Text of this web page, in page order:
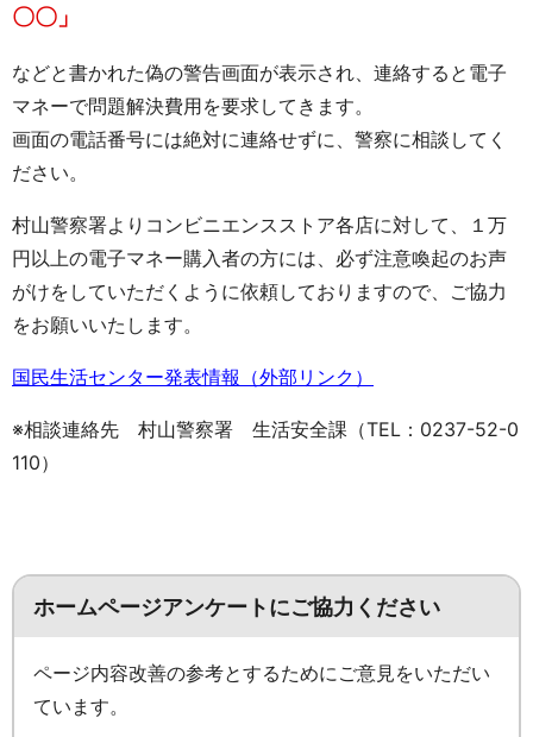
〇〇」
などと書かれた偽の警告画面が表示され、連絡すると電子
マネーで問題解決費用を要求してきます。
画面の電話番号には絶対に連絡せずに、警察に相談してく
ださい。
村山警察署よりコンビニエンスストア各店に対して、１万
円以上の電子マネー購入者の方には、必ず注意喚起のお声
がけをしていただくように依頼しておりますので、ご協力
をお願いいたします。
国民生活センター発表情報（外部リンク）
※相談連絡先 村山警察署 生活安全課（TEL：0237-52-0
110）
ホームページアンケートにご協力ください
ページ内容改善の参考とするためにご意見をいただい
ています。